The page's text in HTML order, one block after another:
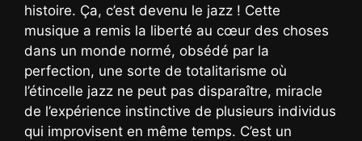
histoire. Ça, c’est devenu le jazz ! Cette
musique a remis la liberté au cœur des choses
dans un monde normé, obsédé par la
perfection, une sorte de totalitarisme où
l’étincelle jazz ne peut pas disparaître, miracle
de l’expérience instinctive de plusieurs individus
qui improvisent en même temps. C’est un